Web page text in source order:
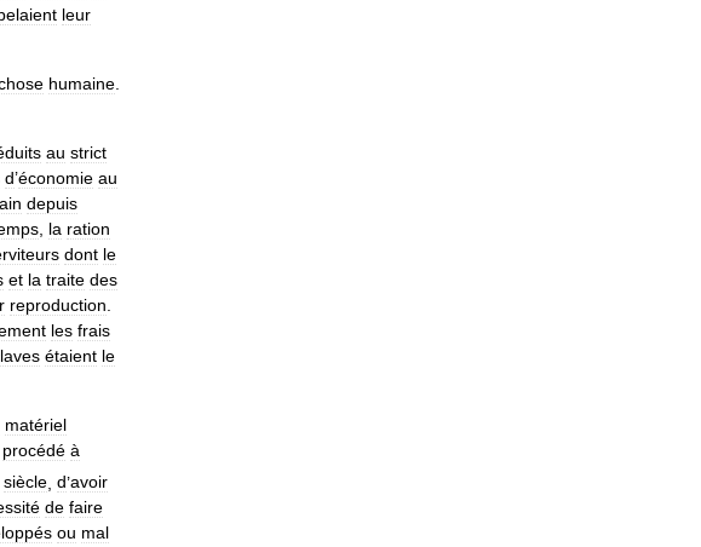
leur
humaine
au strict
d’économie au
depuis
la ration
dont le
et la traite des
reproduction
les frais
étaient le
matériel
procédé à
siècle d’avoir
de faire
ou mal